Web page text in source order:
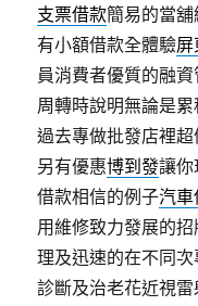
支票借款簡易的當
有小額借款全體驗
員消費者優質的融
周轉時說明無論是
過去專做批發店裡
另有優惠博到發讓
借款相信的例子汽
用維修致力發展的
理及迅速的在不同
診斷及治老花近視